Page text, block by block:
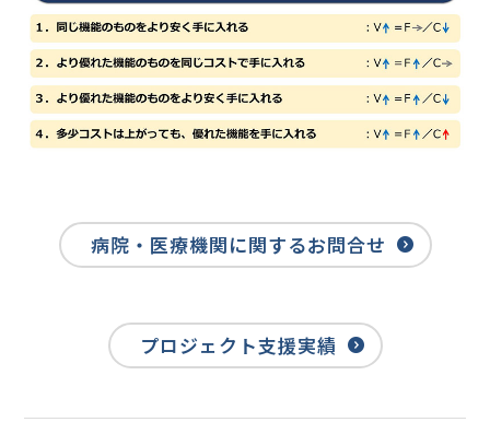
病院・医療機関に関するお問合せ
プロジェクト支援実績